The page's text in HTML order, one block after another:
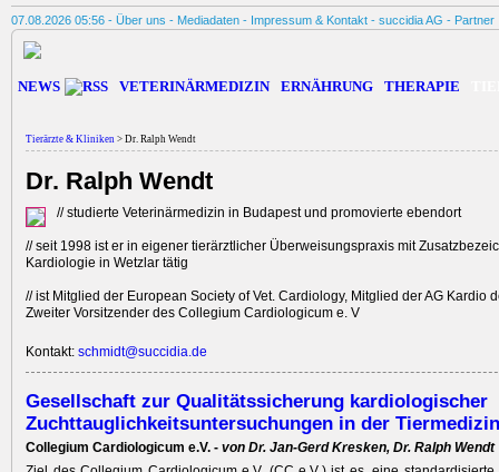
07.08.2026 05:56 - Über uns - Mediadaten - Impressum & Kontakt - succidia AG - Partner
NEWS VETERINÄRMEDIZIN ERNÄHRUNG THERAPIE
Tierärzte & Kliniken > Dr. Ralph Wendt
Dr. Ralph Wendt
// studierte Veterinärmedizin in Budapest und promovierte ebendort
// seit 1998 ist er in eigener tierärztlicher Überweisungspraxis mit
Kardiologie in Wetzlar tätig
// ist Mitglied der European Society of Vet. Cardiology, Mitglied der AG Kardio
Zweiter Vorsitzender des Collegium Cardiologicum e. V
Kontakt: schmidt@succidia.de
Gesellschaft zur Qualitätssicherung kardiologischer
Zuchttauglichkeitsuntersuchungen in der Tiermedizin
Collegium Cardiologicum e.V. - von Dr. Jan-Gerd Kresken, Dr. Ralph Wendt